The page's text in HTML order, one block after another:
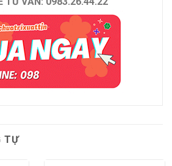
TỰ